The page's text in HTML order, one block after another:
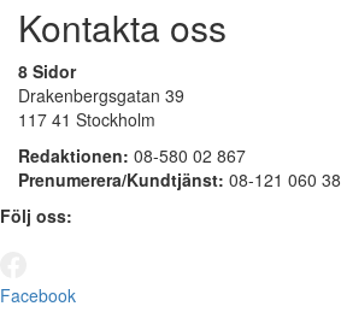
Kontakta oss
8 Sidor
Drakenbergsgatan 39
117 41 Stockholm
Redaktionen: 08-580 02 867
Prenumerera/Kundtjänst: 08-121 060 38
Följ oss:
Facebook